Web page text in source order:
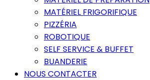
MATÉRIEL FRIGORIFIQUE
PIZZÉRIA
ROBOTIQUE
SELF SERVICE & BUFFET
BUANDERIE
NOUS CONTACTER